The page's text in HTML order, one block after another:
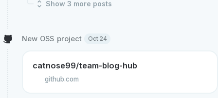
Show 3 more posts
New OSS project Oct 24
catnose99/team-blog-hub
github.com